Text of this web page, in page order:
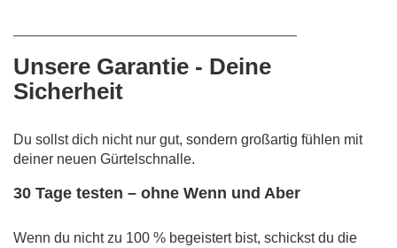
Unsere Garantie - Deine
Sicherheit
Du sollst dich nicht nur gut, sondern großartig fühlen mit
deiner neuen Gürtelschnalle.
30 Tage testen – ohne Wenn und Aber
Wenn du nicht zu 100 % begeistert bist, schickst du die